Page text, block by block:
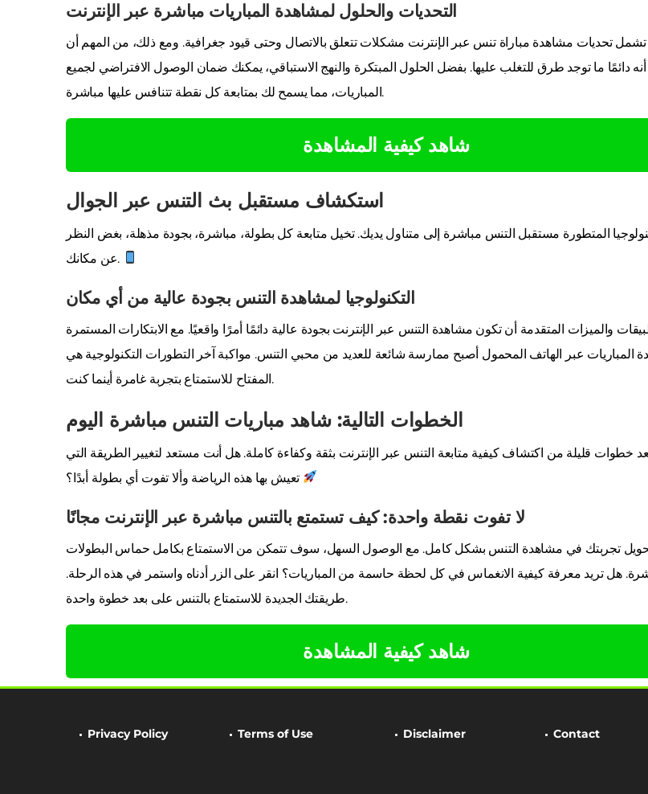
التحديات والحلول لمشاهدة المباريات مباشرة عبر الإنترنت
تحديات مشاهدة مباراة تنس عبر الإنترنت مشكلات تتعلق بالاتصال وحتى قيود جغرافية. ومع ذلك، من المهم أن
دائمًا ما توجد طرق للتغلب عليها. بفضل الحلول المبتكرة والنهج الاستباقي، يمكنك ضمان الوصول الافتراضي لجميع
المباريات، مما يسمح لك بمتابعة كل نقطة تتنافس عليها مباشرة.
شاهد كيفية المشاهدة
استكشاف مستقبل بث التنس عبر الجوال
المتطورة مستقبل التنس مباشرة إلى متناول يديك. تخيل متابعة كل بطولة، مباشرة، بجودة مذهلة، بغض النظر
عن مكانك.
التكنولوجيا لمشاهدة التنس بجودة عالية من أي مكان
والميزات المتقدمة أن تكون مشاهدة التنس عبر الإنترنت بجودة عالية دائمًا أمرًا واقعيًا. مع الابتكارات المستمرة
المباريات عبر الهاتف المحمول أصبح ممارسة شائعة للعديد من محبي التنس. مواكبة آخر التطورات التكنولوجية هي
المفتاح للاستمتاع بتجربة غامرة أينما كنت.
الخطوات التالية: شاهد مباريات التنس مباشرة اليوم
خطوات قليلة من اكتشاف كيفية متابعة التنس عبر الإنترنت بثقة وكفاءة كاملة. هل أنت مستعد لتغيير الطريقة التي
لا تفوت نقطة واحدة: كيف تستمتع بالتنس مباشرة عبر الإنترنت مجانًا
تجربتك في مشاهدة التنس بشكل كامل. مع الوصول السهل، سوف تتمكن من الاستمتاع بكامل حماس البطولات
هل تريد معرفة كيفية الانغماس في كل لحظة حاسمة من المباريات؟ انقر على الزر أدناه واستمر في هذه الرحلة.
طريقتك الجديدة للاستمتاع بالتنس على بعد خطوة واحدة.
شاهد كيفية المشاهدة
Privacy Policy Terms of Use Disclaimer Contact